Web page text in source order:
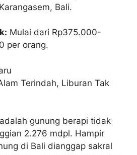
Bali.
Mulai dari Rp375.000-
per orang.
gunung berapi tidak
2.276 mdpl. Hampir
di Bali dianggap sakral